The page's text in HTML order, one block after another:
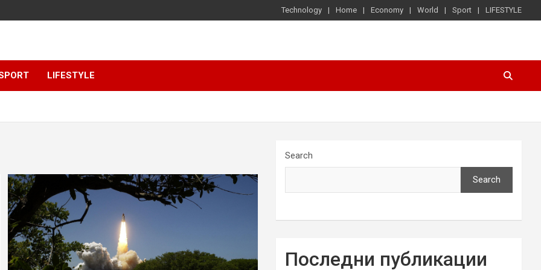
Technology Home Economy World Sport LIFESTYLE
LIFESTYLE
Search
Search
Последни публикации